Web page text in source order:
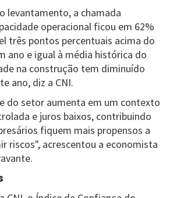
levantamento, a chamada
operacional ficou em 62%
três pontos percentuais acima do
ano e igual à média histórica do
na construção tem diminuído
ano, diz a CNI.
do setor aumenta em um contexto
e juros baixos, contribuindo
fiquem mais propensos a
riscos", acrescentou a economista